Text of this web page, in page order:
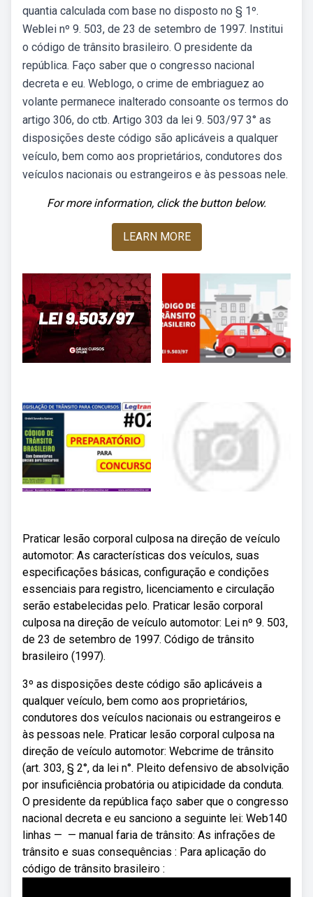
quantia calculada com base no disposto no § 1º.
Weblei nº 9. 503, de 23 de setembro de 1997. Institui
o código de trânsito brasileiro. O presidente da
república. Faço saber que o congresso nacional
decreta e eu. Weblogo, o crime de embriaguez ao
volante permanece inalterado consoante os termos do
artigo 306, do ctb. Artigo 303 da lei 9. 503/97 3° as
disposições deste código são aplicáveis a qualquer
veículo, bem como aos proprietários, condutores dos
veículos nacionais ou estrangeiros e às pessoas nele.
For more information, click the button below.
LEARN MORE
Praticar lesão corporal culposa na direção de veículo
automotor: As características dos veículos, suas
especificações básicas, configuração e condições
essenciais para registro, licenciamento e circulação
serão estabelecidas pelo. Praticar lesão corporal
culposa na direção de veículo automotor: Lei nº 9. 503,
de 23 de setembro de 1997. Código de trânsito
brasileiro (1997).
3º as disposições deste código são aplicáveis a
qualquer veículo, bem como aos proprietários,
condutores dos veículos nacionais ou estrangeiros e
às pessoas nele. Praticar lesão corporal culposa na
direção de veículo automotor: Webcrime de trânsito
(art. 303, § 2°, da lei n°. Pleito defensivo de absolvição
por insuficiência probatória ou atipicidade da conduta.
O presidente da república faço saber que o congresso
nacional decreta e eu sanciono a seguinte lei: Web140
linhas — — manual faria de trânsito: As infrações de
trânsito e suas consequências : Para aplicação do
código de trânsito brasileiro :